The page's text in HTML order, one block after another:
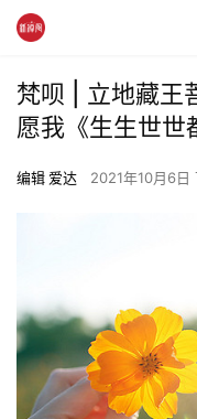
梵呗 | 立地藏王
愿我《生生世世
编辑 爱达 2021年10月6日